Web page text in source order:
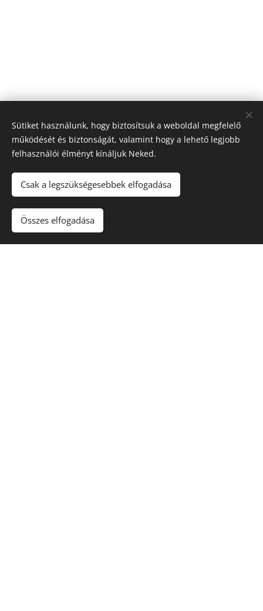
Sütiket használunk, hogy biztosítsuk a weboldal megfelelő
működését és biztonságát, valamint hogy a lehető legjobb
felhasználói élményt kínáljuk Neked.
Csak a legszükségesebbek elfogadása
Összes elfogadása